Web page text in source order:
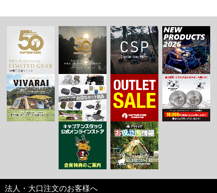
法人・大口注文のお客様へ